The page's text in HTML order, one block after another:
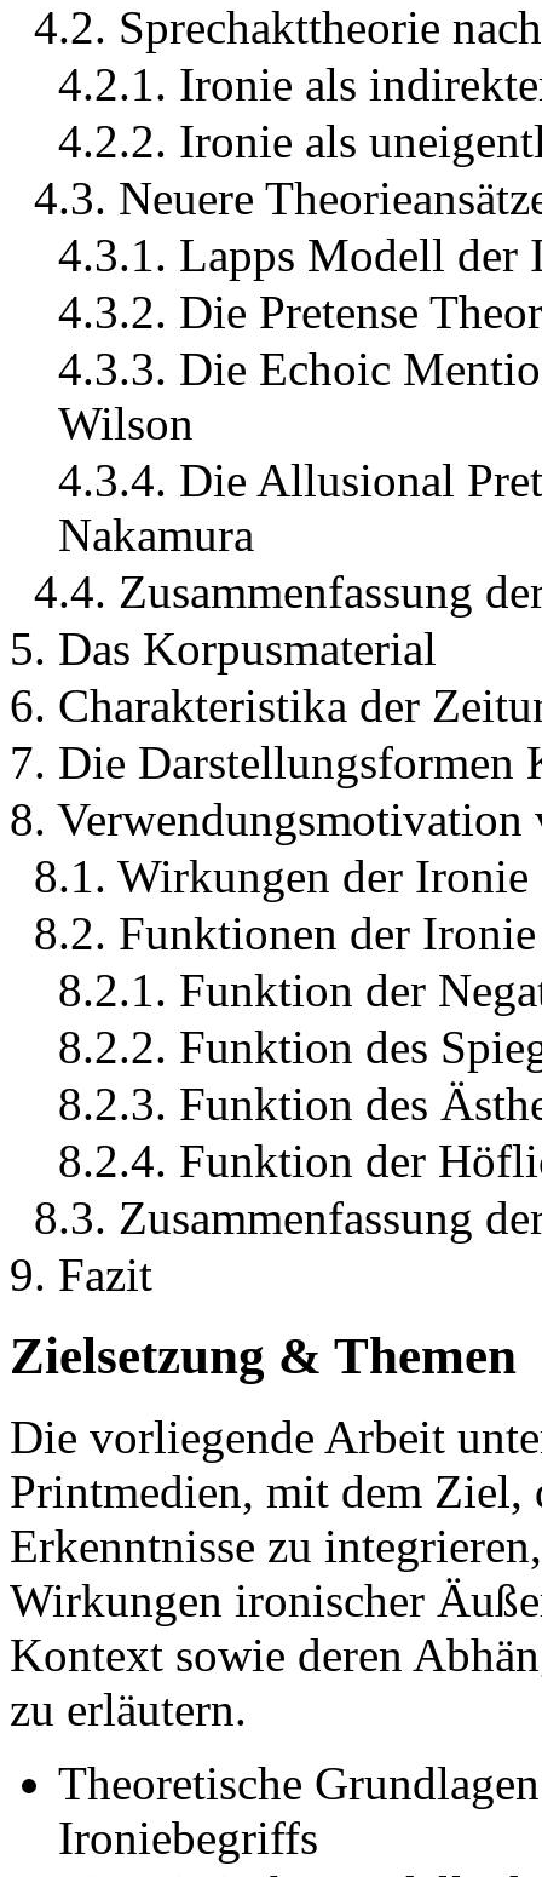
4.2. Sprechakttheorie
4.2.1. Ironie als
4.2.2. Ironie als
4.3. Neuere
4.3.1. Lapps Modell der
4.3.2. Die Pretense
4.3.3. Die Echoic
Wilson
4.3.4. Die Allusional
Nakamura
4.4. Zusammenfassung
5. Das Korpusmaterial
6. Charakteristika der
7. Die Darstellungsformen
8.
8.1. Wirkungen der Ironie
8.2. Funktionen der Ironie
8.2.1. Funktion der
8.2.2. Funktion des
8.2.3. Funktion des
8.2.4. Funktion der
8.3. Zusammenfassung
9. Fazit
Zielsetzung & Themen
Die vorliegende Arbeit
Printmedien, mit dem Ziel,
Erkenntnisse zu
Wirkungen ironischer
Kontext sowie deren
zu erläutern.
Theoretische
Ironiebegriffs